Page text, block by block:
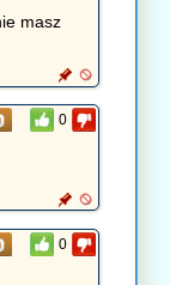
masz
0
0